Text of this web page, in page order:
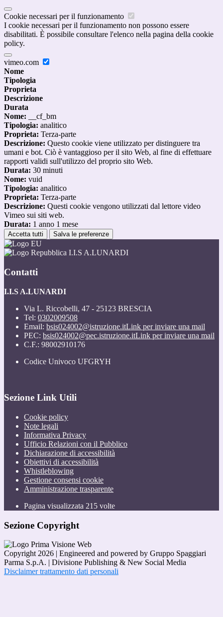
Cookie necessari per il funzionamento
I cookie necessari per il funzionamento non possono essere
disabilitati. È possibile consultare l'elenco nella pagina della cookie
policy.
vimeo.com
Nome
Tipologia
Proprieta
Descrizione
Durata
Nome: __cf_bm
Tipologia: analitico
Proprieta: Terza-parte
Descrizione: Questo cookie viene utilizzato per distinguere tra
umani e bot. Ciò è vantaggioso per il sito Web, al fine di effettuare
rapporti validi sull'utilizzo del proprio sito Web.
Durata: 30 minuti
Nome: vuid
Tipologia: analitico
Proprieta: Terza-parte
Descrizione: Questi cookie vengono utilizzati dal lettore video
Vimeo sui siti web.
Durata: 1 anno 1 mese
Accetta tutti Salva le preferenze
I.I.S A.LUNARDI
Contatti
I.I.S A.LUNARDI
Via L. Riccobelli, 47 - 25123 BRESCIA
Tel: 0302009508
Email: bsis024002@istruzione.itLink per inviare una mail
PEC: bsis024002@pec.istruzione.itLink per inviare una mail
C.F.: 98002910176
Codice Univoco UFGRYH
Sezione Link Utili
Cookie policy
Note legali
Informativa Privacy
Ufficio Relazioni con il Pubblico
Dichiarazione di accessibilità
Obiettivi di accessibilità
Whistleblowing
Gestione consensi cookie
Amministrazione trasparente
Pagina visualizzata 215 volte
Sezione Copyright
Copyright 2026 | Engineered and powered by Gruppo Spaggiari
Parma S.p.A. | Divisione Publishing & New Social Media
Disclaimer trattamento dati personali